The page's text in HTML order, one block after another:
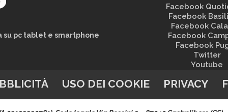
pc tablet e smartphone
Facebook
Facebook
Facebook
Facebook
Facebook
Twitter
Youtube
USO DEI COOKIE PRIVACY